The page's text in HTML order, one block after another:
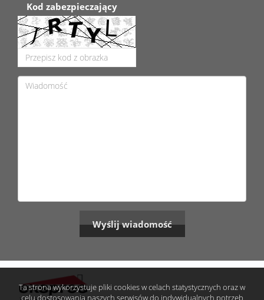
Kod zabezpieczający
Ta strona wykorzystuje pliki cookies w celach statystycznych oraz w
celu dostosowania naszych serwisów do indywidualnych potrzeb